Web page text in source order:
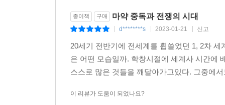
종이책 구매 마약 중독과 전쟁의 시대
d********s 2023-01-21 신고
20세기 전반기에 전세계를 휩쓸었던 1, 2차
은 어떤 모습일까. 학창시절에 세계사 시간에
스스로 많은 것들을 깨달아가고있다. 그중에
이 리뷰가 도움이 되었나요?